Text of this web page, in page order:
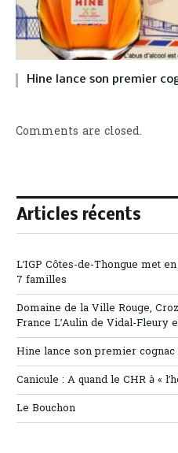
Hine lance son premier
Comments are closed.
Articles récents
L’IGP Côtes-de-Thongue met
7 familles
Domaine de la Ville Rouge,
France L’Aulin de Vidal-Fleury
Hine lance son premier cognac
Canicule : A quand le CHR à «
Le Bouchon